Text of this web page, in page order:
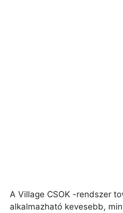
A Village CSOK -rendszer
alkalmazható kevesebb,